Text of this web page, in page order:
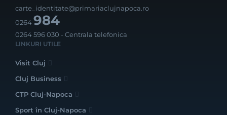
carte_identitate@primariaclujnapoca.ro
0264984
0264 596 030 - Centrala telefonica
LINKURI UTILE
Visit Cluj
Cluj Business
CTP Cluj-Napoca
Sport în Cluj-Napoca